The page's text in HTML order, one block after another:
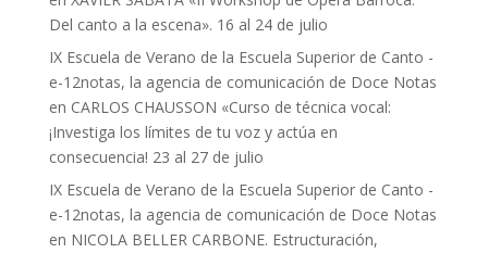
Del canto a la escena». 16 al 24 de julio
IX Escuela de Verano de la Escuela Superior de Canto -
e-12notas, la agencia de comunicación de Doce Notas
en CARLOS CHAUSSON «Curso de técnica vocal:
¡Investiga los límites de tu voz y actúa en
consecuencia! 23 al 27 de julio
IX Escuela de Verano de la Escuela Superior de Canto -
e-12notas, la agencia de comunicación de Doce Notas
en NICOLA BELLER CARBONE. Estructuración,